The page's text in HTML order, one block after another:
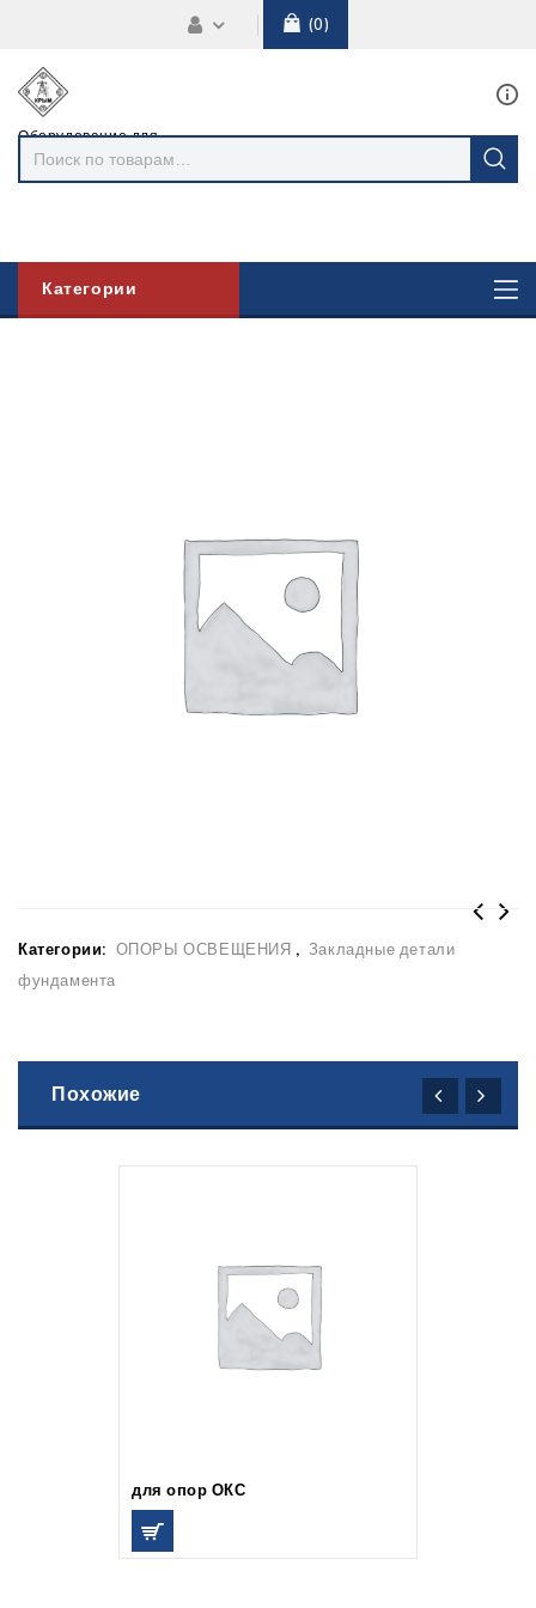
0
Оборудование для
линий
электропередач
Категории
Категории: ОПОРЫ ОСВЕЩЕНИЯ , Закладные детали
фундамента
Похожие
для опор ОКС